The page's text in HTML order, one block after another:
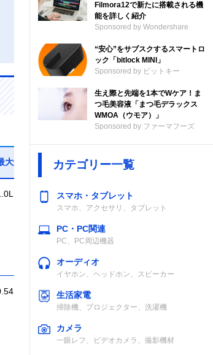
大炊飯容量 加熱方式
（5.5合） 圧力IH
りの炊き分け圧
（3合） マイコン
調理、おいそぎ
Filmora12で新たに搭載される機
能を詳しく紹介
Sponsored by Wondershare
“安心”をサブスクするスマートロ
ック「bitlock MINI」
Sponsored by ビットキー
生え際と先端を1本でWケア！ま
つ毛美容液「まつ毛デラックス
WMOA（ウモア）」
Sponsored by ファーマフーズ
カテゴリー一覧
スマホ・タブレット
スマホ、アクセサリ、タブレット
PC・PC関連
PC、PC周辺機器
オーディオ
イヤホン、ヘッドホン、スピーカー
生活家電
掃除機、プロジェクター、洗濯機
カメラ
一眼レフ、ビデオカメラ、撮影機材